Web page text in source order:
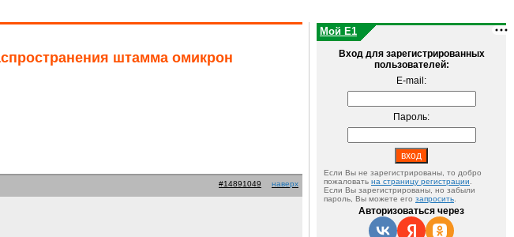
штамма омикрон
#14891049 наверх
Мой E1
Вход для зарегистрированных
пользователей:
E-mail:
Пароль:
Если Вы не зарегистрированы, то добро
пожаловать на страницу регистрации
Если Вы зарегистрированы, но забыли
пароль, Вы можете его запросить
Авторизоваться через